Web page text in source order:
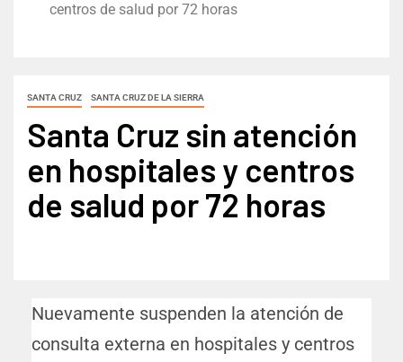
centros de salud por 72 horas
SANTA CRUZ SANTA CRUZ DE LA SIERRA
Santa Cruz sin atención
en hospitales y centros
de salud por 72 horas
Nuevamente suspenden la atención de
consulta externa en hospitales y centros